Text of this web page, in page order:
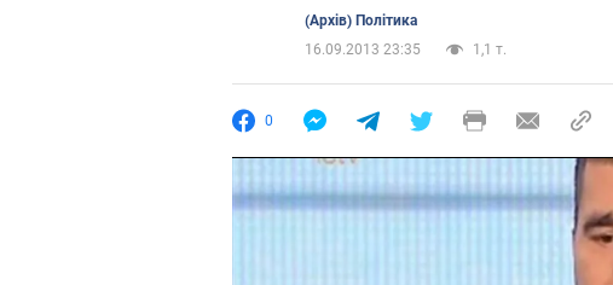
(Архів) Політика
16.09.2013 23:35
1,1 т.
0